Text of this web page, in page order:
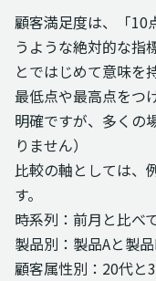
顧客満足度は、「10
うような絶対的な指
とではじめて意味を
最低点や最高点をつ
明確ですが、多くの
りません）
比較の軸としては、
す。
時系列：前月と比べ
製品別：製品Aと製
顧客属性別：20代と